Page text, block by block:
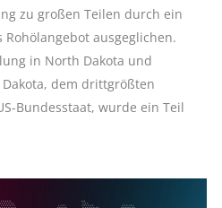
zu großen Teilen durch ein
ausgeglichen.
in North Dakota und
dem drittgrößten
Bundesstaat, wurde ein Teil